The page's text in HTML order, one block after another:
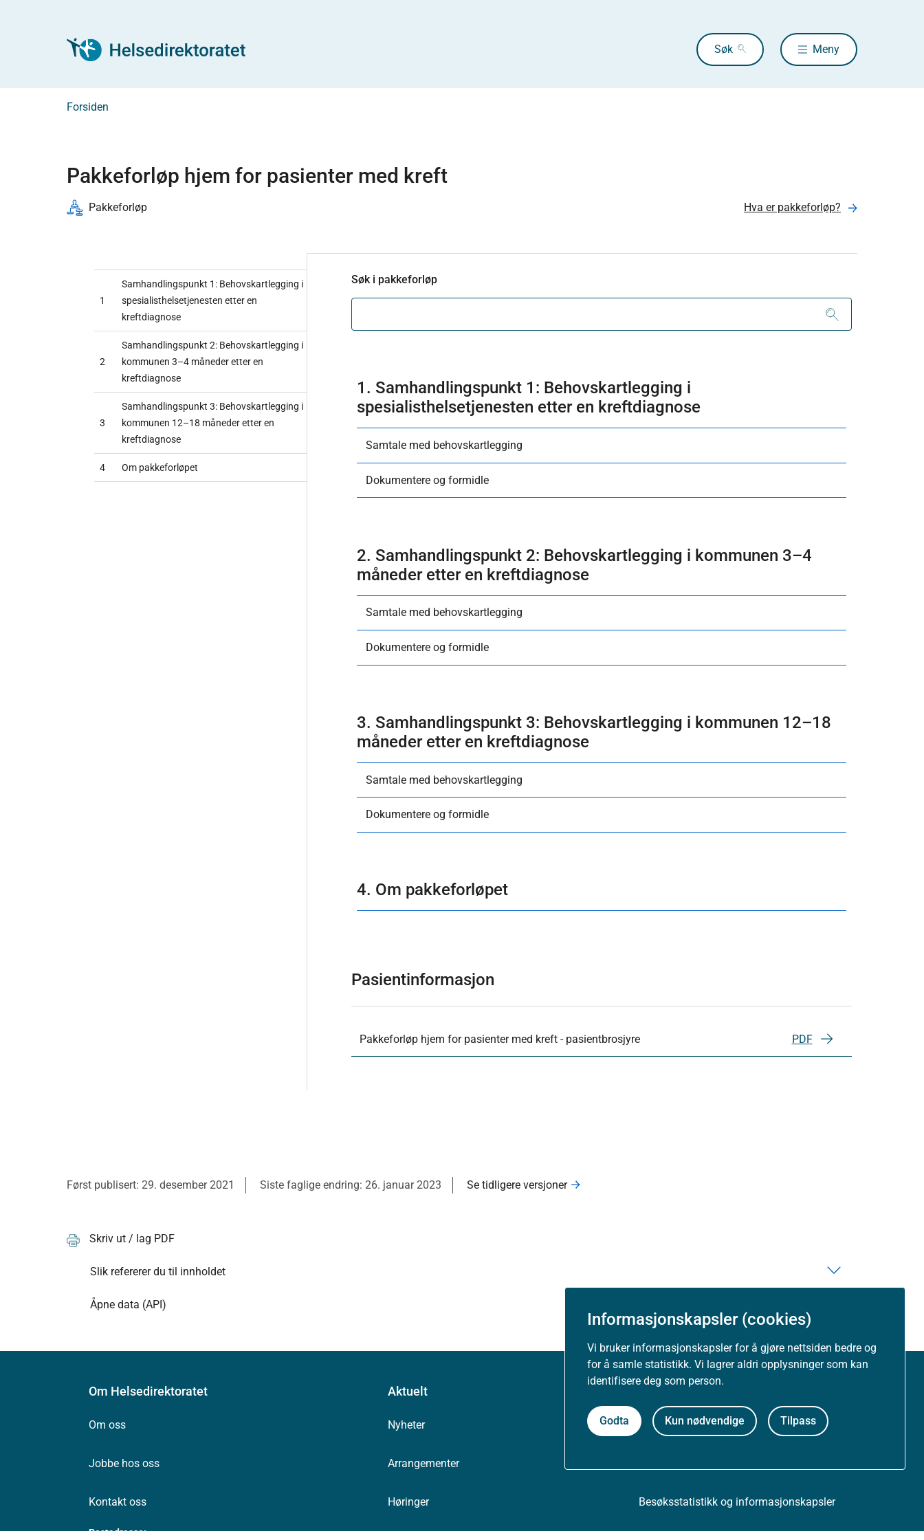
Informasjonskapsler (cookies)
Vi bruker informasjonskapsler for å gjøre nettsiden bedre og
for å samle statistikk. Vi lagrer aldri opplysninger som kan
identifisere deg som person.
Godta Kun nødvendige Tilpass
Søk Meny
Forsiden
Pakkeforløp hjem for pasienter med kreft
Pakkeforløp Hva er pakkeforløp?
1
Samhandlingspunkt 1: Behovskartlegging i
spesialisthelsetjenesten etter en
kreftdiagnose
2
Samhandlingspunkt 2: Behovskartlegging i
kommunen 3–4 måneder etter en
kreftdiagnose
3
Samhandlingspunkt 3: Behovskartlegging i
kommunen 12–18 måneder etter en
kreftdiagnose
4 Om pakkeforløpet
Søk i pakkeforløp
1. Samhandlingspunkt 1: Behovskartlegging i
spesialisthelsetjenesten etter en kreftdiagnose
Samtale med behovskartlegging
Dokumentere og formidle
2. Samhandlingspunkt 2: Behovskartlegging i kommunen 3–4
måneder etter en kreftdiagnose
Samtale med behovskartlegging
Dokumentere og formidle
3. Samhandlingspunkt 3: Behovskartlegging i kommunen 12–18
måneder etter en kreftdiagnose
Samtale med behovskartlegging
Dokumentere og formidle
4. Om pakkeforløpet
Pasientinformasjon
Pakkeforløp hjem for pasienter med kreft - pasientbrosjyre PDF
Først publisert: 29. desember 2021 Siste faglige endring: 26. januar 2023 Se tidligere versjoner
Skriv ut / lag PDF
Slik refererer du til innholdet
Åpne data (API)
Om Helsedirektoratet
Om oss
Jobbe hos oss
Kontakt oss
Postadresse:
Aktuelt
Nyheter
Arrangementer
Høringer
Om nettstedet
Personvernerklæring
Besøksstatistikk og informasjonskapsler